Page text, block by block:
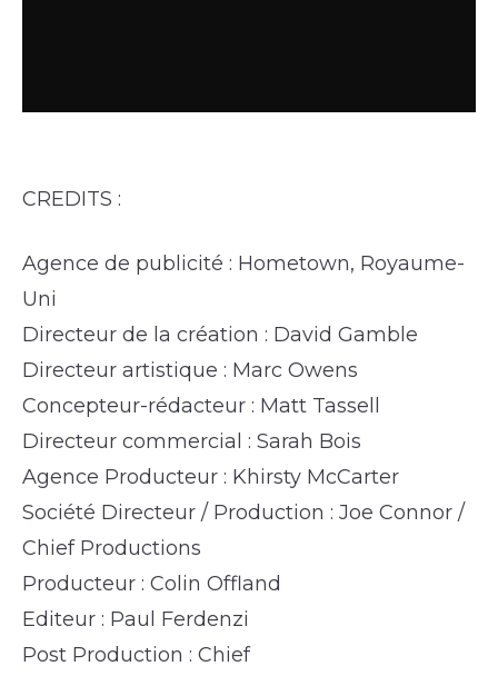
CREDITS :
Agence de publicité : Hometown, Royaume-
Uni
Directeur de la création : David Gamble
Directeur artistique : Marc Owens
Concepteur-rédacteur : Matt Tassell
Directeur commercial : Sarah Bois
Agence Producteur : Khirsty McCarter
Société Directeur / Production : Joe Connor /
Chief Productions
Producteur : Colin Offland
Editeur : Paul Ferdenzi
Post Production : Chief